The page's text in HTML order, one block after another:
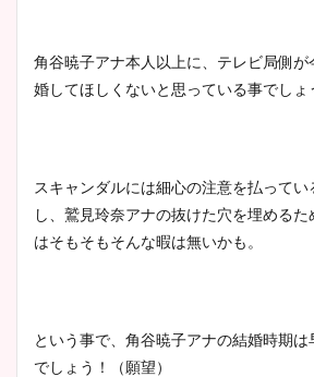
角谷暁子アナ本人以上に、テレビ局側
婚してほしくないと思っている事でしょ
スキャンダルには細心の注意を払って
し、鷲見玲奈アナの抜けた穴を埋める
はそもそもそんな暇は無いかも。
という事で、角谷暁子アナの結婚時期
でしょう！（願望）